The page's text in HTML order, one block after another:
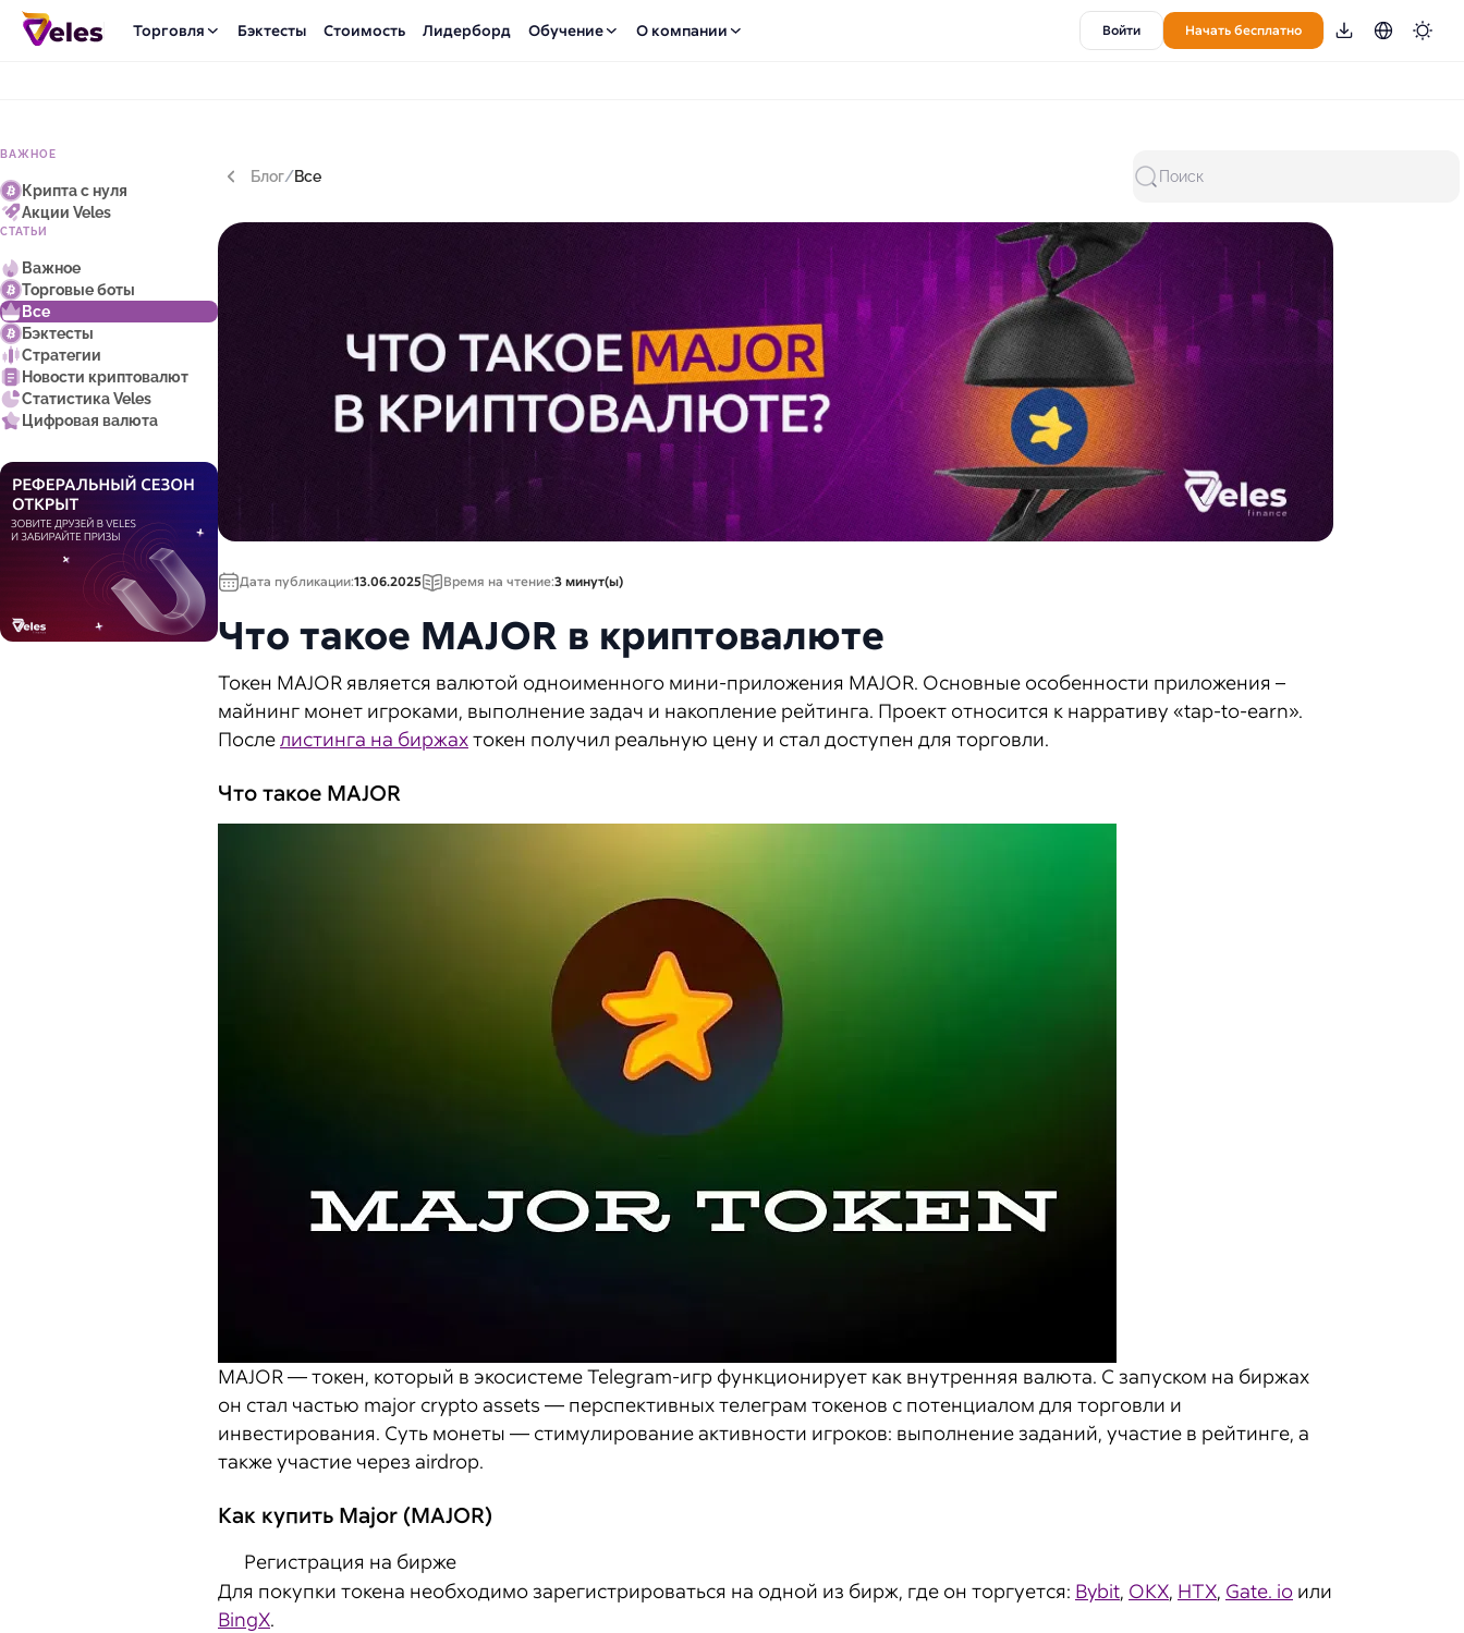
Торговля Бэктесты Стоимость Лидерборд Обучение О компании Войти Начать бесплатно
ВАЖНОЕ
Крипта с нуля
Акции Veles
СТАТЬИ
Важное
Торговые боты
Все
Бэктесты
Стратегии
Новости криптовалют
Статистика Veles
Цифровая валюта
Блог/Все Поиск
Дата публикации:13.06.2025 Время на чтение:3 минут(ы)
Что такое MAJOR в криптовалюте
Токен MAJOR является валютой одноименного мини-приложения MAJOR. Основные особенности приложения –
майнинг монет игроками, выполнение задач и накопление рейтинга. Проект относится к нарративу «tap-to-earn».
Послелистинга на биржахтокен получил реальную цену и стал доступен для торговли.
Что такое MAJOR
MAJOR — токен, который в экосистеме Telegram-игр функционирует как внутренняя валюта. С запуском на биржах
он стал частью major crypto assets — перспективных телеграм токенов с потенциалом для торговли и
инвестирования. Суть монеты — стимулирование активности игроков: выполнение заданий, участие в рейтинге, а
также участие через airdrop.
Как купить Major (MAJOR)
Регистрация на бирже
Для покупки токена необходимо зарегистрироваться на одной из бирж, где он торгуется: Bybit, OKX, HTX, Gate. io или
BingX.